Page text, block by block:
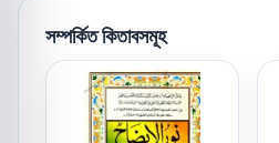
সম্পর্কিত কিতাবসমূহ